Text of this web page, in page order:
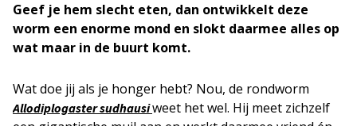
Geef je hem slecht eten, dan ontwikkelt deze
worm een enorme mond en slokt daarmee alles op
wat maar in de buurt komt.
Wat doe jij als je honger hebt? Nou, de rondworm
Allodiplogaster sudhausiweet het wel. Hij meet zichzelf